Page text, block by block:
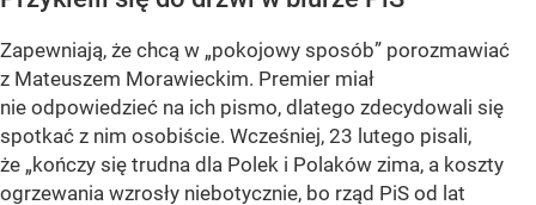
Zapewniają, że chcą w „pokojowy sposób” porozmawiać
z Mateuszem Morawieckim. Premier miał
nie odpowiedzieć na ich pismo, dlatego zdecydowali się
spotkać z nim osobiście. Wcześniej, 23 lutego pisali,
że „kończy się trudna dla Polek i Polaków zima, a koszty
ogrzewania wzrosły niebotycznie, bo rząd PiS od lat